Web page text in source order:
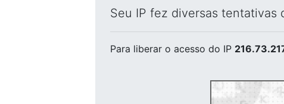
Seu IP fez diversas tentativas
Para liberar o acesso do IP